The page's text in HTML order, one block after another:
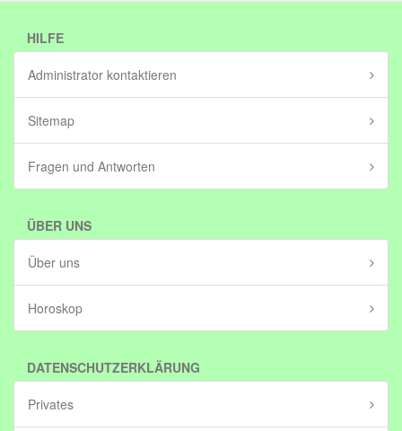
HILFE
Administrator kontaktieren
Sitemap
Fragen und Antworten
ÜBER UNS
Über uns
Horoskop
DATENSCHUTZERKLÄRUNG
Privates